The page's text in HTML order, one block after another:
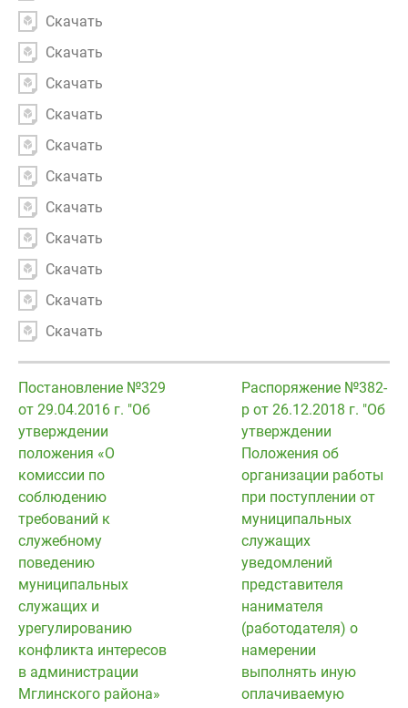
Скачать
Скачать
Скачать
Скачать
Скачать
Скачать
Скачать
Скачать
Скачать
Скачать
Скачать
Постановление №329
от 29.04.2016 г. "Об
утверждении
положения «О
комиссии по
соблюдению
требований к
служебному
поведению
муниципальных
служащих и
урегулированию
конфликта интересов
в администрации
Мглинского района»
Распоряжение №382-
р от 26.12.2018 г. "Об
утверждении
Положения об
организации работы
при поступлении от
муниципальных
служащих
уведомлений
представителя
нанимателя
(работодателя) о
намерении
выполнять иную
оплачиваемую